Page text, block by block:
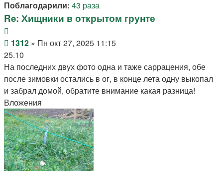
Поблагодарили: 43 раза
Re: Хищники в открытом грунте
Сообщение
1312 » Пн окт 27, 2025 11:15
25.10
На последних двух фото одна и таже саррацения, обе
после зимовки остались в ог, в конце лета одну выкопал
и забрал домой, обратите внимание какая разница!
Вложения